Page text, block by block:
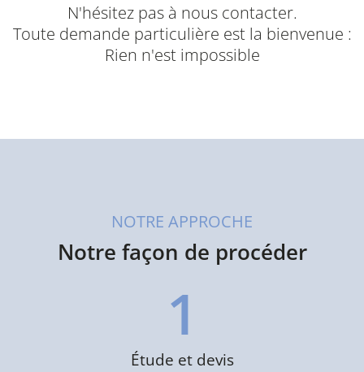
N'hésitez pas à nous contacter.
Toute demande particulière est la bienvenue :
Rien n'est impossible
NOTRE APPROCHE
Notre façon de procéder
Étude et devis
1